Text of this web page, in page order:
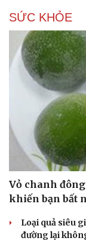
Âm nhạc
Di sản
SỨC KHỎE
Vỏ chanh
khiến bạn bất
Loại quả siêu
đường lại